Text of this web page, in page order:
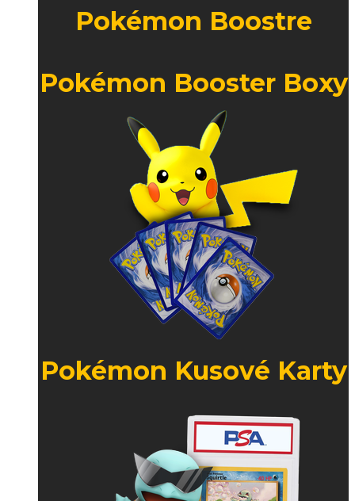
Pokémon Boostre
Pokémon Booster Boxy
Pokémon Kusové Karty